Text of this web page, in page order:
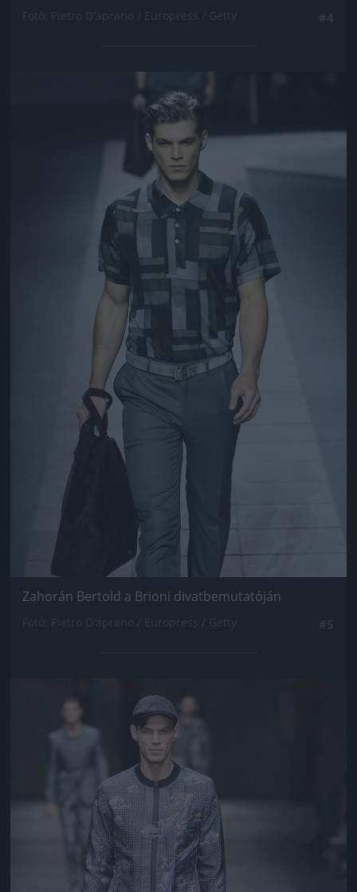
Jön még kép!
Zahorán Bertold a Brioni divatbemutatóján
Jön még kép!